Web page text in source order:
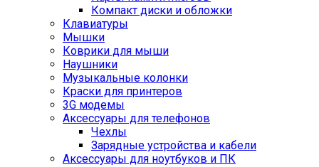
Компакт диски и обложки
Клавиатуры
Мышки
Коврики для мыши
Наушники
Музыкальные колонки
Краски для принтеров
3G модемы
Аксессуары для телефонов
Чехлы
Зарядные устройства и кабели
Аксессуары для ноутбуков и ПК